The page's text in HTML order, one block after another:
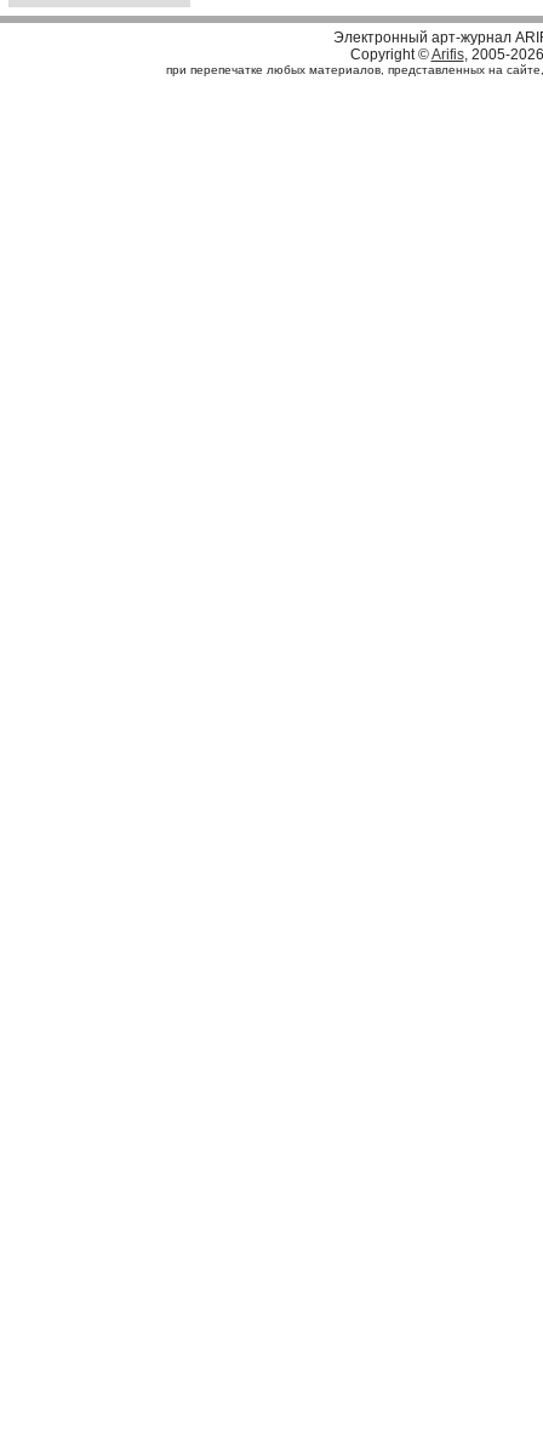
Электронный арт-журнал
Copyright ©Arifis, 2005-2026
при перепечатке любых материалов, представленных на